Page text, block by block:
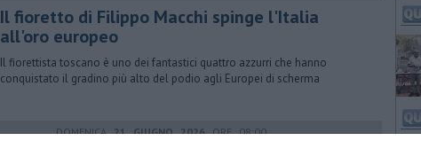
Il fioretto di Filippo Macchi spinge l'Italia
all'oro europeo
Il fiorettista toscano è uno dei fantastici quattro azzurri che hanno
conquistato il gradino più alto del podio agli Europei di scherma
DOMENICA21 GIUGNO 2026ORE 08:00